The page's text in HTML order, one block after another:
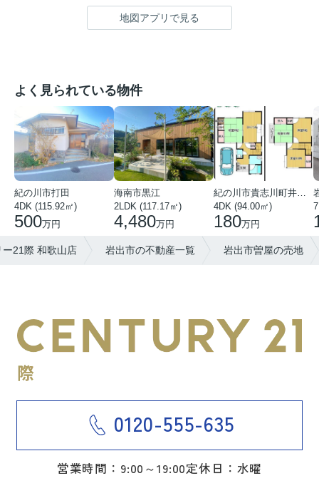
地図アプリで見る
よく見られている物件
紀の川市打田
4DK (115.92㎡)
500万円
海南市黒江
2LDK (117.17㎡)
4,480万円
紀の川市貴志川町井ノ口
4DK (94.00㎡)
180万円
21際 和歌山店 岩出市の不動産一覧 岩出市曽屋の売地
0120-555-635
営業時間：9:00～19:00定休日：水曜